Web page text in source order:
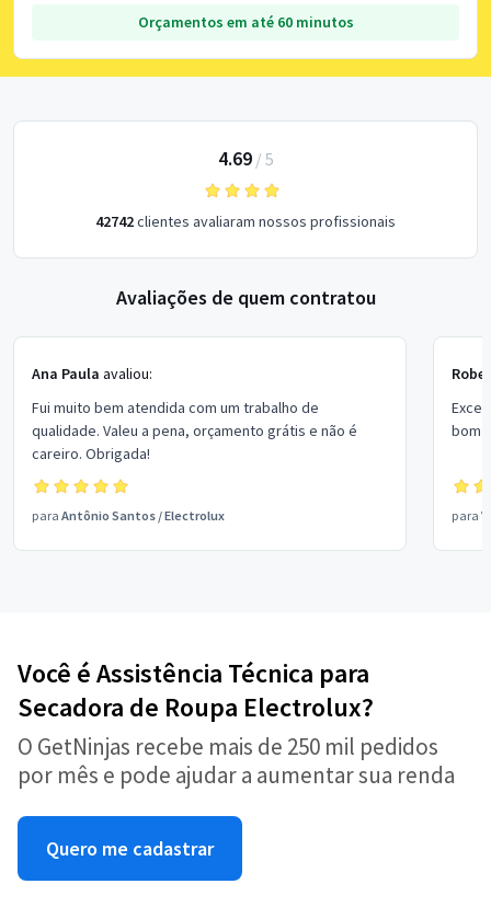
Orçamentos em até 60 minutos
4.69/ 5
42742clientes avaliaram nossos profissionais
Avaliações de quem contratou
Ana Paula avaliou:
Fui muito bem atendida com um trabalho de
qualidade. Valeu a pena, orçamento grátis e não é
careiro. Obrigada!
para Antônio Santos /Electrolux
bom
para
Você é Assistência Técnica para
Secadora de Roupa Electrolux?
O GetNinjas recebe mais de 250 mil pedidos
por mês e pode ajudar a aumentar sua renda
Quero me cadastrar